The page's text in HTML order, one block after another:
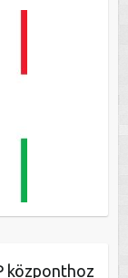
központhoz